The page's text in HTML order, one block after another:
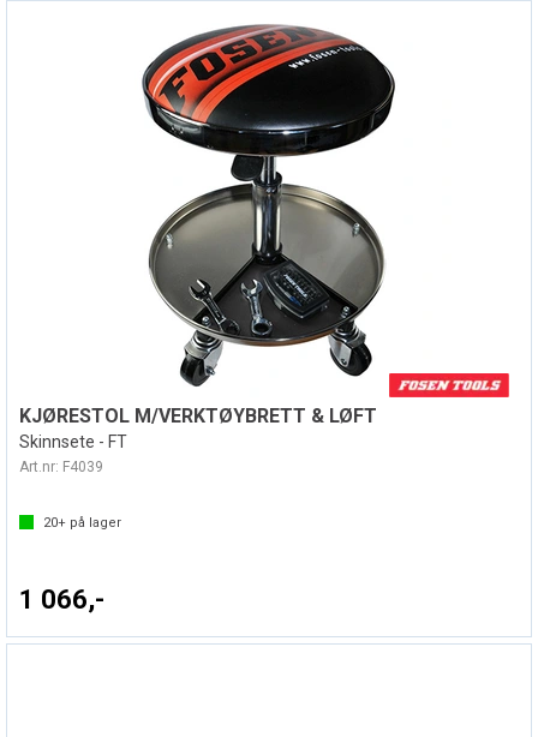
KJØRESTOL M/VERKTØYBRETT & LØFT
Skinnsete - FT
Art.nr: F4039
20+ på lager
1 066,-